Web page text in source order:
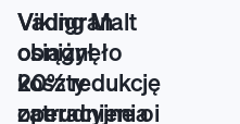
Vadigran
osiągnęło
20% redukcję
zatrudnienia i
Viking Malt
obniżył
koszty
operacyjne o